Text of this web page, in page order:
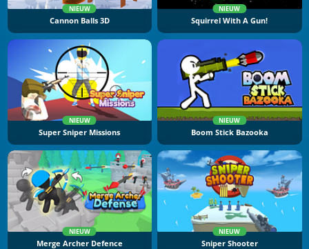
NIEUW
Cannon Balls 3D
NIEUW
Squirrel With A Gun!
NIEUW
Super Sniper Missions
NIEUW
Boom Stick Bazooka
NIEUW
Merge Archer Defence
NIEUW
Sniper Shooter